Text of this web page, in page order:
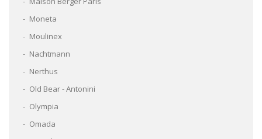
Moneta
Moulinex
Nachtmann
Nerthus
Old Bear - Antonini
Olympia
Omada